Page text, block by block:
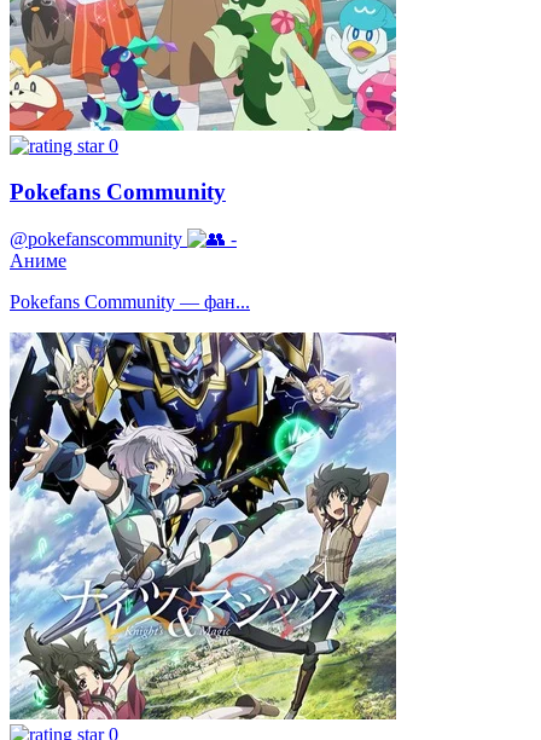
0
Pokefans Community
@pokefanscommunity
-
Аниме
Pokefans Community — фан...
0